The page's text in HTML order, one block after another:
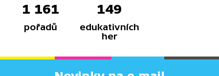
1 161
pořadů
149
edukativních
her